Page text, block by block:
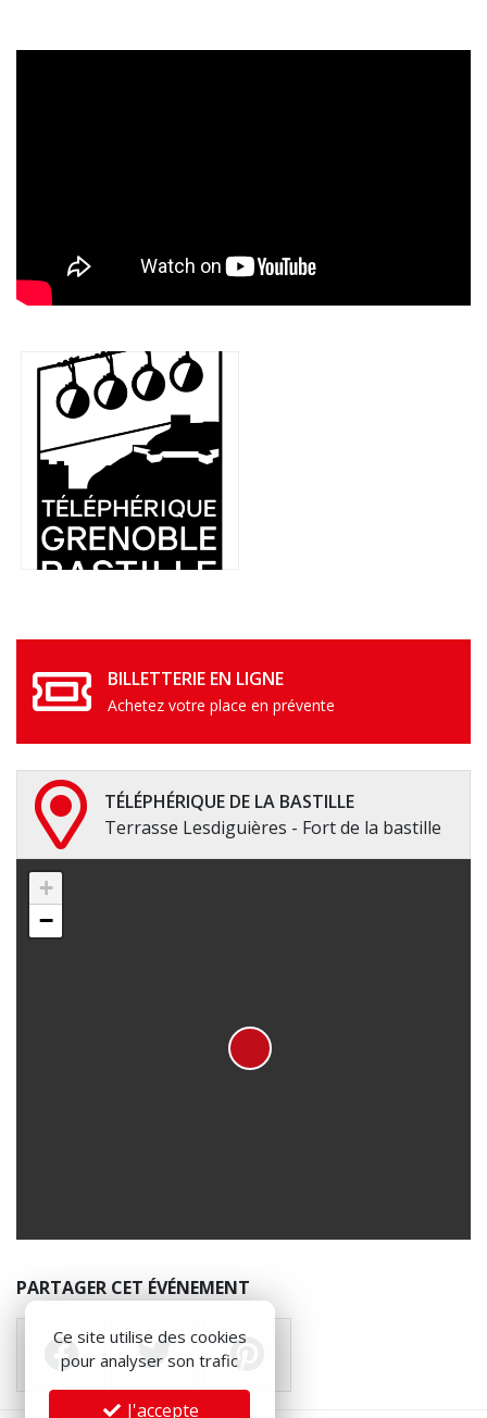
BILLETTERIE EN LIGNE
Achetez votre place en prévente
TÉLÉPHÉRIQUE DE LA BASTILLE
Terrasse Lesdiguières - Fort de la bastille
+
−
PARTAGER CET ÉVÉNEMENT
Ce site utilise des cookies
pour analyser son trafic
J'accepte